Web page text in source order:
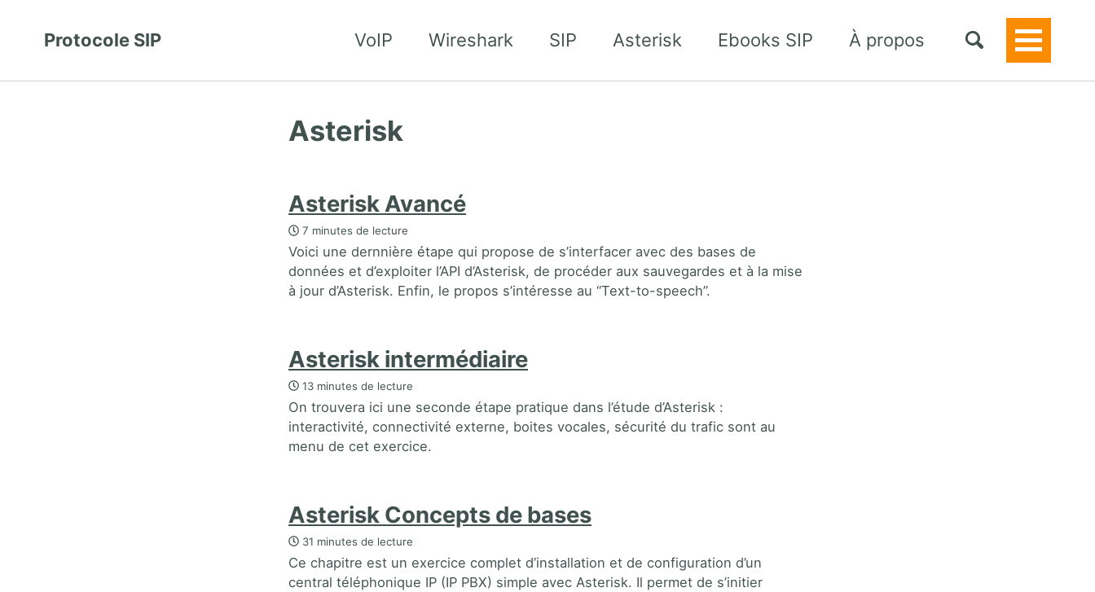
Protocole SIP VoIP Wireshark SIP Asterisk Ebooks SIP À propos
Toggle
Menu
Asterisk
Asterisk Avancé
7 minutes de lecture
Voici une dernnière étape qui propose de s’interfacer avec des bases de
données et d’exploiter l’API d’Asterisk, de procéder aux sauvegardes et à la mise
à jour d’Asterisk. Enfin, le propos s’intéresse au “Text-to-speech”.
Asterisk intermédiaire
13 minutes de lecture
On trouvera ici une seconde étape pratique dans l’étude d’Asterisk :
interactivité, connectivité externe, boites vocales, sécurité du trafic sont au
menu de cet exercice.
Asterisk Concepts de bases
31 minutes de lecture
Ce chapitre est un exercice complet d’installation et de configuration d’un
central téléphonique IP (IP PBX) simple avec Asterisk. Il permet de s’initier